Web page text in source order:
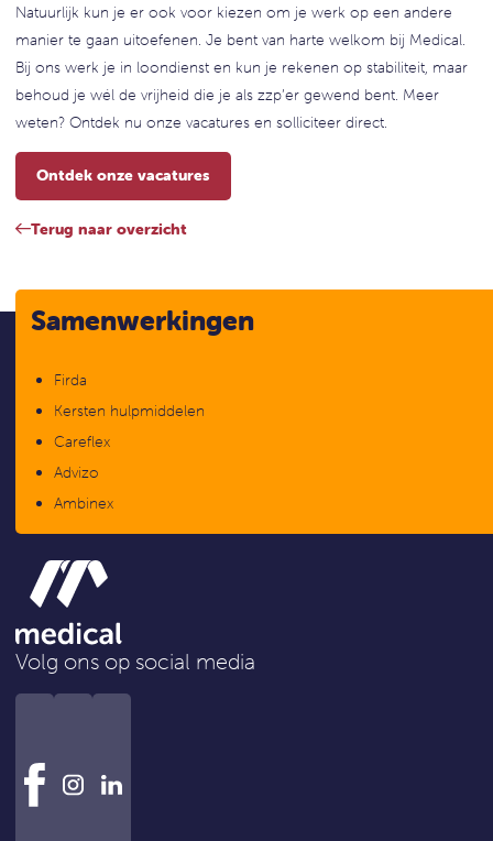
Natuurlijk kun je er ook voor kiezen om je werk op een andere
manier te gaan uitoefenen. Je bent van harte welkom bij Medical.
Bij ons werk je in loondienst en kun je rekenen op stabiliteit, maar
behoud je wél de vrijheid die je als zzp’er gewend bent. Meer
weten? Ontdek nu onze vacatures en solliciteer direct.
Ontdek onze vacatures
Terug naar overzicht
Samenwerkingen
Firda
Kersten hulpmiddelen
Careflex
Advizo
Ambinex
Volg ons op social media